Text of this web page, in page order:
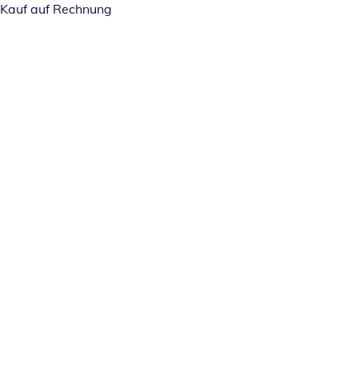
Kauf auf Rechnung